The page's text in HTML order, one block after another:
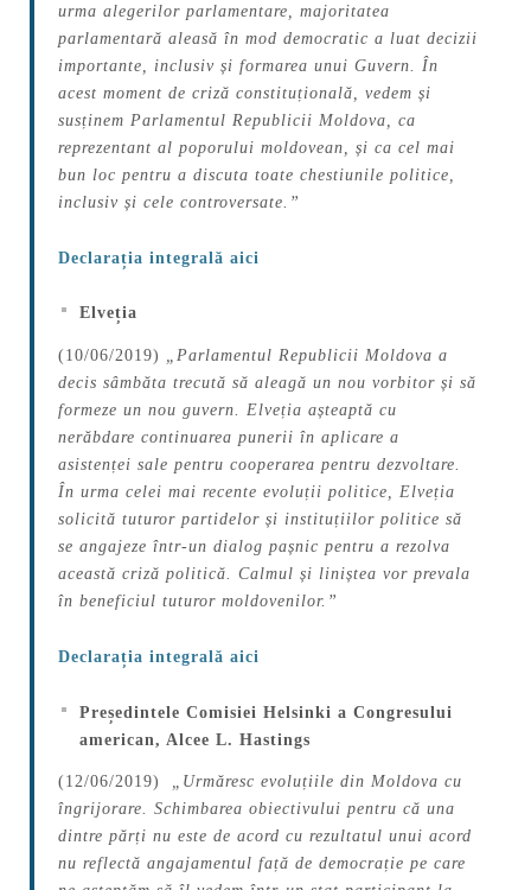
urma alegerilor parlamentare, majoritatea
parlamentară aleasă în mod democratic a luat decizii
importante, inclusiv și formarea unui Guvern. În
acest moment de criză constituțională, vedem și
susținem Parlamentul Republicii Moldova, ca
reprezentant al poporului moldovean, și ca cel mai
bun loc pentru a discuta toate chestiunile politice,
inclusiv și cele controversate.”
Declarația integrală aici
Elveția
(10/06/2019)
„Parlamentul Republicii Moldova a
decis sâmbăta trecută să aleagă un nou vorbitor și să
formeze un nou guvern. Elveția așteaptă cu
nerăbdare continuarea punerii în aplicare a
asistenței sale pentru cooperarea pentru dezvoltare.
În urma celei mai recente evoluții politice, Elveția
solicită tuturor partidelor și instituțiilor politice să
se angajeze într-un dialog pașnic pentru a rezolva
această criză politică. Calmul și liniștea vor prevala
în beneficiul tuturor moldovenilor.”
Declarația integrală aici
Președintele Comisiei Helsinki a Congresului
american, Alcee L. Hastings
(12/06/2019)
„Urmăresc evoluțiile din Moldova cu
îngrijorare. Schimbarea obiectivului pentru că una
dintre părți nu este de acord cu rezultatul unui acord
nu reflectă angajamentul față de democrație pe care